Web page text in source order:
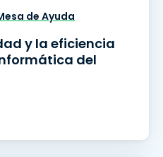
de Ayuda
y la eficiencia
del